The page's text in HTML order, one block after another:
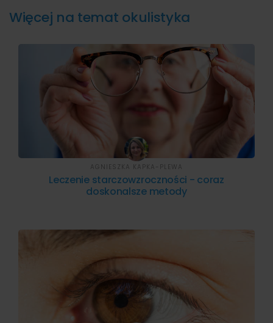
Więcej na temat okulistyka
Leczenie starczowzroczności - coraz
doskonalsze metody
AGNIESZKA KAPKA-PLEWA